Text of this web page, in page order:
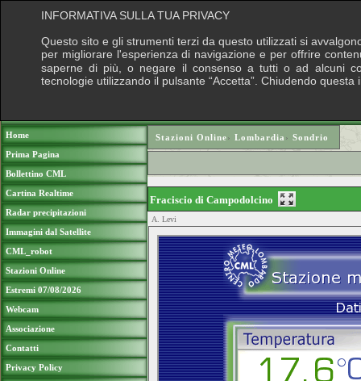
Home
Prima Pagina
Bollettino CML
Cartina Realtime
Radar precipitazioni
Immagini dal Satellite
CML_robot
Stazioni Online
Estremi 07/08/2026
Webcam
Associazione
Contatti
Privacy Policy
Stazioni Online› Lombardia › Sondrio
Fraciscio di Campodolcino
A. Levi
INFORMATIVA SULLA TUA PRIVACY
Questo sito e gli strumenti terzi da questo utilizzati si
per migliorare l'esperienza di navigazione e per offrire
saperne di più, o negare il consenso a tutti o ad alcuni
tecnologie utilizzando il pulsante “Accetta”. Chiudendo